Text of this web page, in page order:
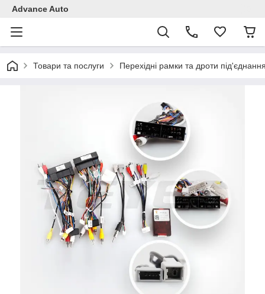
Advance Auto
Товари та послуги Перехідні рамки та дроти